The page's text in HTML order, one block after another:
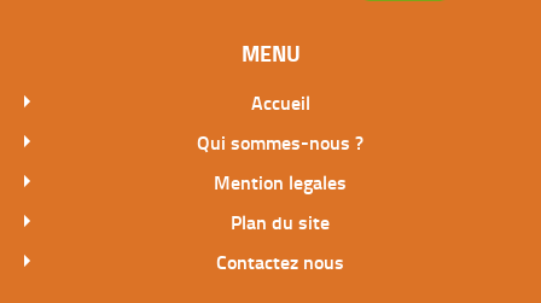
MENU
Accueil
Qui sommes-nous ?
Mention legales
Plan du site
Contactez nous